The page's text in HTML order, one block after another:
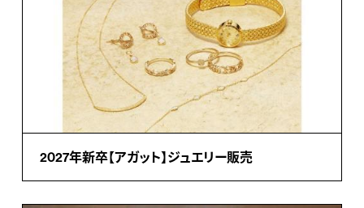
2027年新卒【アガット】ジュエリー販売